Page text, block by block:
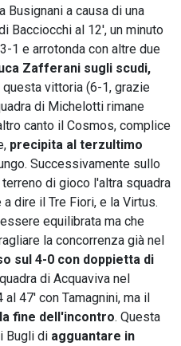
Busignani a causa di una
Bacciocchi al 12', un minuto
1 e arrotonda con altre due
Zafferani sugli scudi,
questa vittoria (6-1, grazie
di Michelotti rimane
canto il Cosmos, complice
precipita al terzultimo
Successivamente sullo
di gioco l'altra squadra
dire il Tre Fiori, e la Virtus.
equilibrata ma che
la concorrenza già nel
sul 4-0 con doppietta di
di Acquaviva nel
47' con Tamagnini, ma il
fine dell'incontro. Questa
Bugli di agguantare in